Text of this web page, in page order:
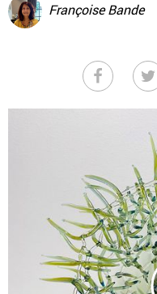
Françoise Bande